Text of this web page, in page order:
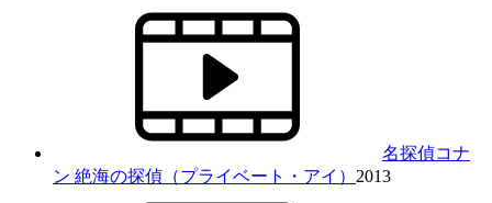
名探偵コナ
ン 絶海の探偵（プライベート・アイ） 2013